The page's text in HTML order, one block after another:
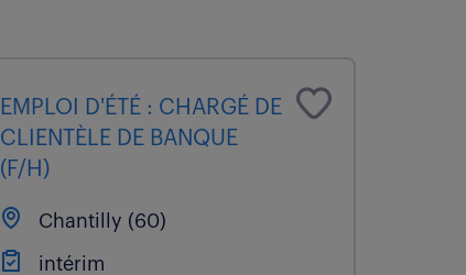
EMPLOI D'ÉTÉ : CHARGÉ DE
CLIENTÈLE DE BANQUE
(F/H)
Chantilly (60)
intérim